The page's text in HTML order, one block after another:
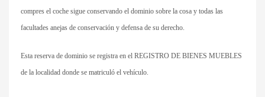
compres el coche sigue conservando el dominio sobre la cosa y todas las
facultades anejas de conservación y defensa de su derecho.
Esta reserva de dominio se registra en el REGISTRO DE BIENES MUEBLES
de la localidad donde se matriculó el vehículo.